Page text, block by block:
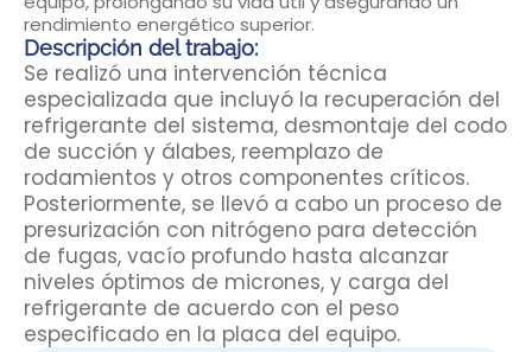
rendimiento energético superior.
Descripción del trabajo:
Se realizó una intervención técnica
especializada que incluyó la recuperación del
refrigerante del sistema, desmontaje del codo
de succión y álabes, reemplazo de
rodamientos y otros componentes críticos.
Posteriormente, se llevó a cabo un proceso de
presurización con nitrógeno para detección
de fugas, vacío profundo hasta alcanzar
niveles óptimos de micrones, y carga del
refrigerante de acuerdo con el peso
especificado en la placa del equipo.